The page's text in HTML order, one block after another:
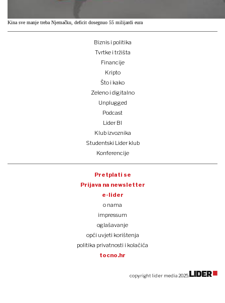
Kina sve manje treba Njemačku, deficit dosegnuo 55 milijardi eura
Biznis i politika
Tvrtke i tržišta
Financije
Kripto
Što i kako
Zeleno i digitalno
Unplugged
Podcast
Lider BI
Klub izvoznika
Studentski Lider klub
Konferencije
Pretplati se
Prijava na newsletter
e-lider
o nama
impressum
oglašavanje
opći uvjeti korištenja
politika privatnosti i kolačića
tocno.hr
copyright lider media 2025.